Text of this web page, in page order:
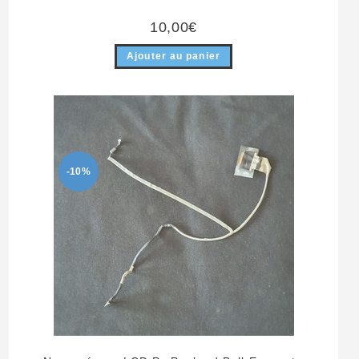
10,00€
Ajouter au panier
-10%